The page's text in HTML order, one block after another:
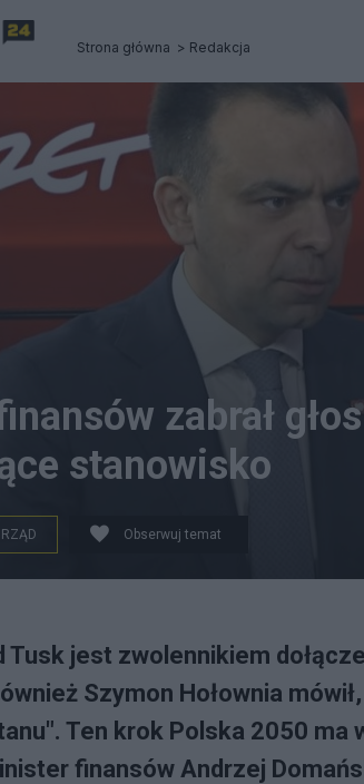
Strona główna Redakcja
zabrał
stanowisko
RZĄD Obserwuj temat
Tusk jest zwolennikiem
Szymon Hołownia
Ten krok Polska 2050 ma
finansów Andrzej